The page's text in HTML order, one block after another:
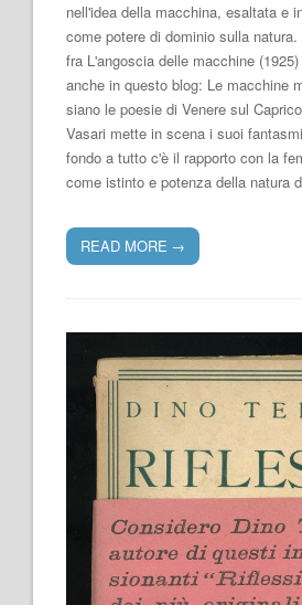
nell'idea della macchina, esaltata e
come potere di dominio sulla
fra L'angoscia delle macchine
anche in questo blog: Le macchine
siano le poesie di Venere sul
Vasari mette in scena i suoi
fondo a tutto c'è il rapporto con la
come istinto e potenza della natura
READ MORE →